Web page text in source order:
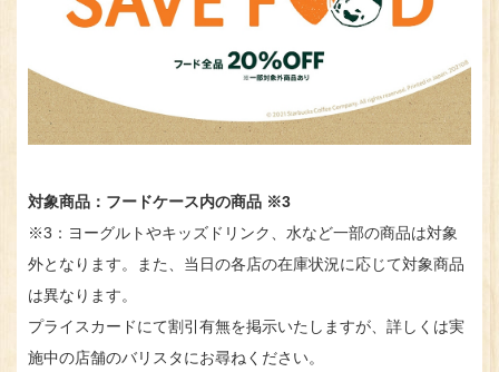
対象商品：フードケース内の商品 ※3
※3：ヨーグルトやキッズドリンク、水など一部の商品は対象
外となります。また、当日の各店の在庫状況に応じて対象商品
は異なります。
プライスカードにて割引有無を掲示いたしますが、詳しくは実
施中の店舗のバリスタにお尋ねください。